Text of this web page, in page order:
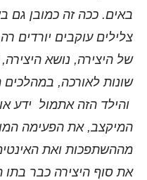
באים. ככה זה כמובן גם
צלילים עוקבים יורדים
של היצירה, נושא
שונות לאורכה, במהלכים
והילד הזה אתמול ידע
המיקצב, את הפעימה
מההשתפכות ואת
את סוף היצירה כבר